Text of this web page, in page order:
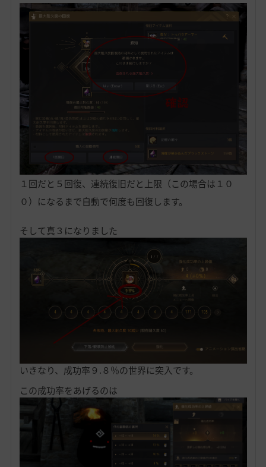
１回だと５回復、連続復旧だと上限（この場合は１０
０）になるまで自動で何度も回復します。
そして真３になりました
いきなり、成功率９.８％の世界に突入です。
この成功率をあげるのは